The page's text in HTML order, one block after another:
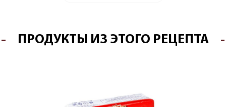
ПРОДУКТЫ ИЗ ЭТОГО РЕЦЕПТА